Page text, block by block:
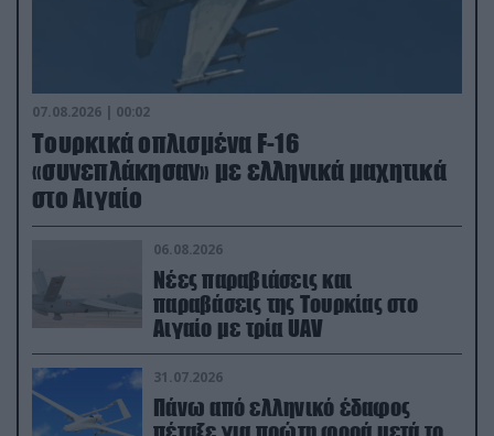
07.08.2026 | 00:02
Τουρκικά οπλισμένα F-16
«συνεπλάκησαν» με ελληνικά μαχητικά
στο Αιγαίο
06.08.2026
Νέες παραβιάσεις και
παραβάσεις της Τουρκίας στο
Αιγαίο με τρία UAV
31.07.2026
Πάνω από ελληνικό έδαφος